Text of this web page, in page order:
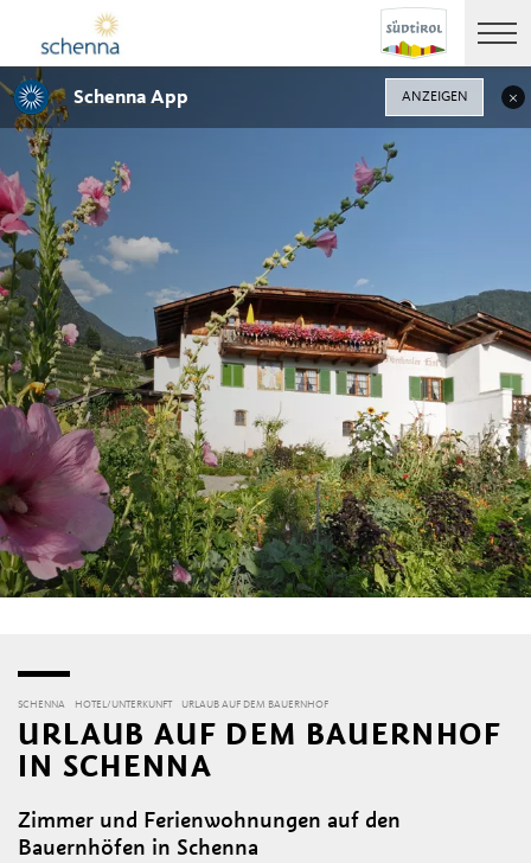
SCHENNA HOTEL/UNTERKUNFT URLAUB AUF DEM BAUERNHOF
URLAUB AUF DEM BAUERNHOF
IN SCHENNA
Zimmer und Ferienwohnungen auf den
Bauernhöfen in Schenna
Schenna App ANZEIGEN